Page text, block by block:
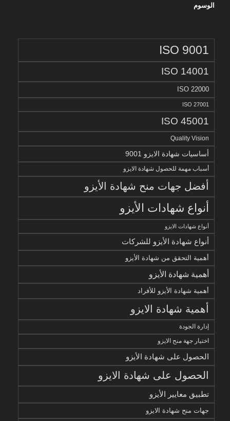
الوسوم
ISO 9001
ISO 14001
ISO 22000
ISO 27001
ISO 45001
Quality Vision
أساسيات شهادة الايزو 9001
أسباب مهمة للحصول شهادة الايزو
أفضل جهات منح شهادة الأيزو
أنواع شهادات الأيزو
أنواع شهادات الايزو
أنواع شهادة الأيزو للشركات
أهمية التحقق من شهادة الأيزو
أهمية شهادة الأيزو
أهمية شهادة الأيزو للأفراد
أهمية شهادة الايزو
إدارة الجودة
اختيار جهة منح الايزو
الحصول على شهادة الأيزو
الحصول على شهادة الايزو
تطبيق معايير الأيزو
جهات منح شهادة الايزو